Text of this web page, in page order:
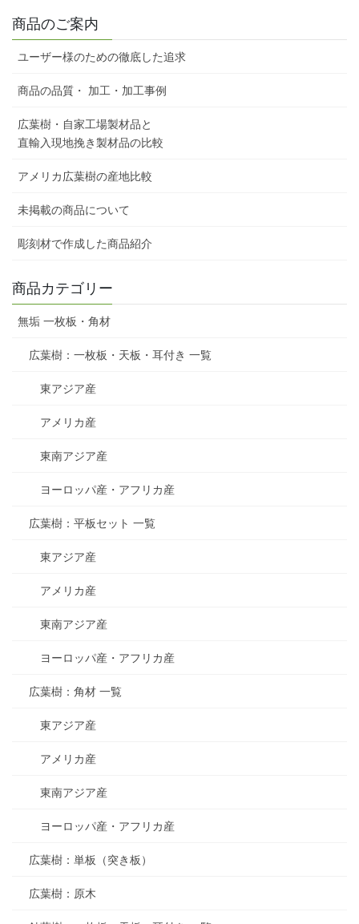
商品のご案内
ユーザー様のための徹底した追求
商品の品質・ 加工・加工事例
広葉樹・自家工場製材品と
直輸入現地挽き製材品の比較
アメリカ広葉樹の産地比較
未掲載の商品について
彫刻材で作成した商品紹介
商品カテゴリー
無垢 一枚板・角材
広葉樹：一枚板・天板・耳付き 一覧
東アジア産
アメリカ産
東南アジア産
ヨーロッパ産・アフリカ産
広葉樹：平板セット 一覧
東アジア産
アメリカ産
東南アジア産
ヨーロッパ産・アフリカ産
広葉樹：角材 一覧
東アジア産
アメリカ産
東南アジア産
ヨーロッパ産・アフリカ産
広葉樹：単板（突き板）
広葉樹：原木